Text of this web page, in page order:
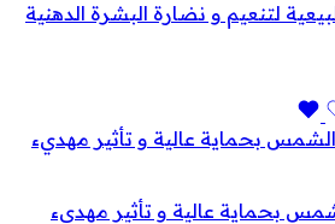
لتنعيم و نضارة البشرة الدهنية
بحماية عالية و تأثير مهديء